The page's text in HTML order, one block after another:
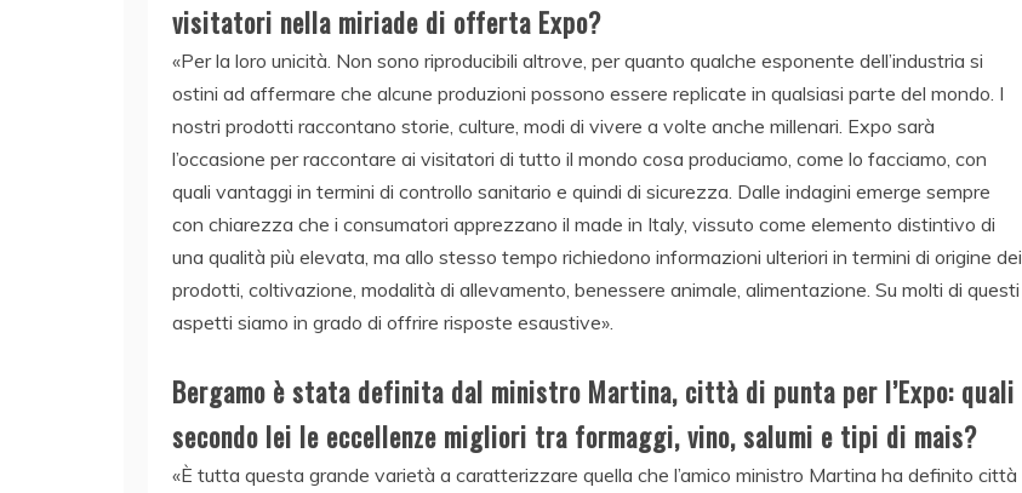
visitatori nella miriade di offerta Expo?
«Per la loro unicità. Non sono riproducibili altrove, per quanto qualche esponente dell’industria si
ostini ad affermare che alcune produzioni possono essere replicate in qualsiasi parte del mondo. I
nostri prodotti raccontano storie, culture, modi di vivere a volte anche millenari. Expo sarà
l’occasione per raccontare ai visitatori di tutto il mondo cosa produciamo, come lo facciamo, con
quali vantaggi in termini di controllo sanitario e quindi di sicurezza. Dalle indagini emerge sempre
con chiarezza che i consumatori apprezzano il made in Italy, vissuto come elemento distintivo di
una qualità più elevata, ma allo stesso tempo richiedono informazioni ulteriori in termini di origine dei
prodotti, coltivazione, modalità di allevamento, benessere animale, alimentazione. Su molti di questi
aspetti siamo in grado di offrire risposte esaustive».
Bergamo è stata definita dal ministro Martina, città di punta per l’Expo: quali
secondo lei le eccellenze migliori tra formaggi, vino, salumi e tipi di mais?
«È tutta questa grande varietà a caratterizzare quella che l’amico ministro Martina ha definito città